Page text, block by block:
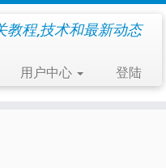
教程,技术和最新动态
用户中心 登陆